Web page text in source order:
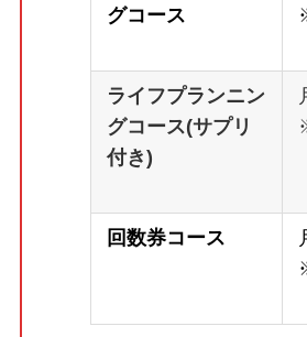
グコース
ライフプランニン
グコース(サプリ
付き)
回数券コース